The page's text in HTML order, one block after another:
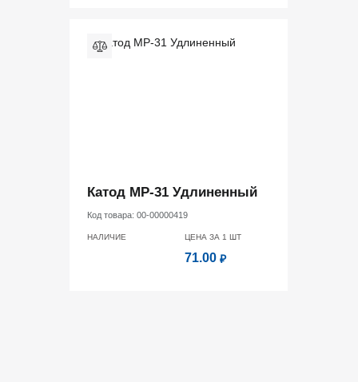
Катод MP-31 Удлиненный
Код товара: 00-00000419
НАЛИЧИЕ ЦЕНА ЗА 1 ШТ
71.00 ₽